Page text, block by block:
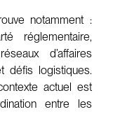
notamment :
réglementaire,
d’affaires
défis logistiques.
actuel est
entre les